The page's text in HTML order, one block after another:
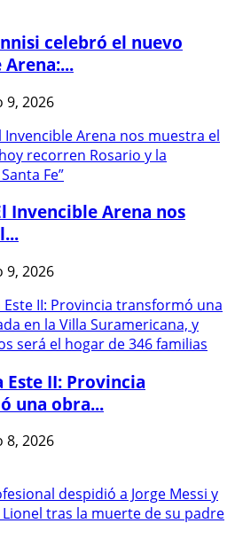
celebró el nuevo
9, 2026
Invencible Arena nos
9, 2026
Este II: Provincia
una obra...
8, 2026